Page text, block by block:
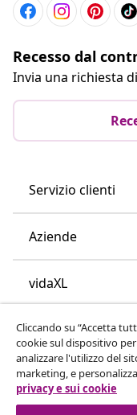
Recesso dal
Invia una richiesta
Servizio clienti
Aziende
vidaXL
Scopri di più
Cliccando su “Accetta
cookie sul dispositivo
analizzare l'utilizzo del
marketing, e
privacy e sui cookie